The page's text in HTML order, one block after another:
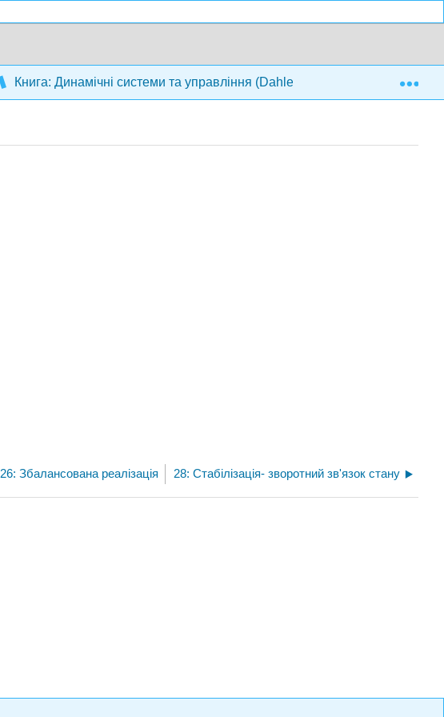
Книга: Динамічні системи та управління (Dahleh, Dahleh та Verghese)
26: Збалансована реалізація 28: Стабілізація- зворотний зв'язок стану